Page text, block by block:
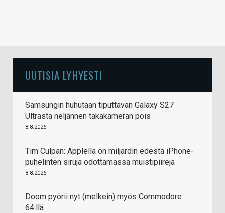
UUTISIA LYHYESTI
Samsungin huhutaan tiputtavan Galaxy S27
Ultrasta neljännen takakameran pois
8.8.2026
Tim Culpan: Applella on miljardin edestä iPhone-
puhelinten siruja odottamassa muistipiirejä
8.8.2026
Doom pyörii nyt (melkein) myös Commodore
64:llä